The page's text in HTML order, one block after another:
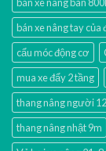
bán xe nâng bàn
bán xe nâng tay của
cẩu móc động cơ
mua xe đẩy 2 tầng
thang nâng người
thang nâng nhật 9m